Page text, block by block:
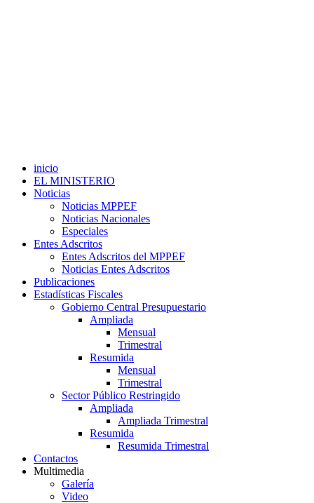
inicio
EL MINISTERIO
Noticias
Noticias MPPEF
Noticias Nacionales
Especiales
Entes Adscritos
Entes Adscritos del MPPEF
Noticias Entes Adscritos
Publicaciones
Estadísticas Fiscales
Gobierno Central Presupuestario
Ampliada
Mensual
Trimestral
Resumida
Mensual
Trimestral
Sector Público Restringido
Ampliada
Ampliada Trimestral
Resumida
Resumida Trimestral
Contactos
Multimedia
Galería
Video